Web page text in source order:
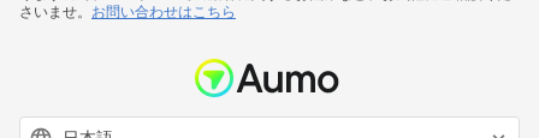
さいませ。 お問い合わせはこちら